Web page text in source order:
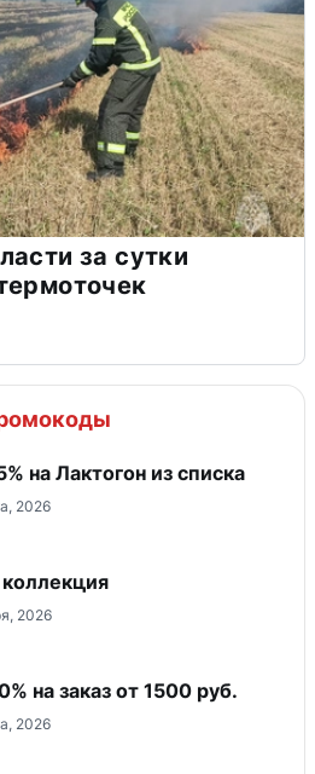
за сутки
на Лактогон из списка
2026
2026
на заказ от 1500 руб.
2026